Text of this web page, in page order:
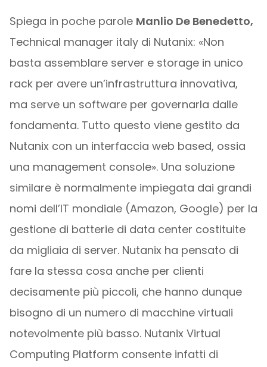
Spiega in poche parole Manlio De Benedetto,
Technical manager italy di Nutanix: «Non
basta assemblare server e storage in unico
rack per avere un’infrastruttura innovativa,
ma serve un software per governarla dalle
fondamenta. Tutto questo viene gestito da
Nutanix con un interfaccia web based, ossia
una management console». Una soluzione
similare è normalmente impiegata dai grandi
nomi dell’IT mondiale (Amazon, Google) per la
gestione di batterie di data center costituite
da migliaia di server. Nutanix ha pensato di
fare la stessa cosa anche per clienti
decisamente più piccoli, che hanno dunque
bisogno di un numero di macchine virtuali
notevolmente più basso. Nutanix Virtual
Computing Platform consente infatti di